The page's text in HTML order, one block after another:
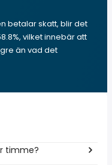
betalar skatt, blir det
vilket innebär att
än vad det
timme?